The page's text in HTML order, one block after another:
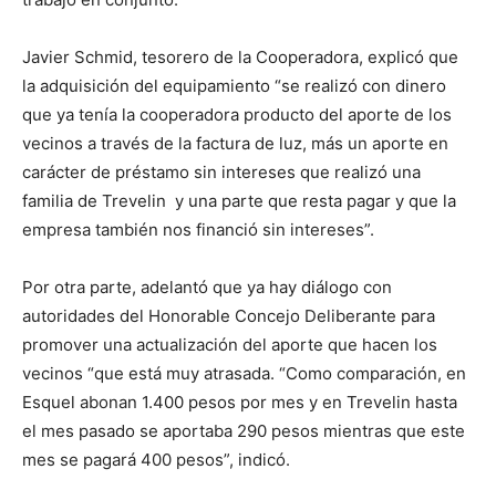
Javier Schmid, tesorero de la Cooperadora, explicó que
la adquisición del equipamiento “se realizó con dinero
que ya tenía la cooperadora producto del aporte de los
vecinos a través de la factura de luz, más un aporte en
carácter de préstamo sin intereses que realizó una
familia de Trevelin y una parte que resta pagar y que la
empresa también nos financió sin intereses”.
Por otra parte, adelantó que ya hay diálogo con
autoridades del Honorable Concejo Deliberante para
promover una actualización del aporte que hacen los
vecinos “que está muy atrasada. “Como comparación, en
Esquel abonan 1.400 pesos por mes y en Trevelin hasta
el mes pasado se aportaba 290 pesos mientras que este
mes se pagará 400 pesos”, indicó.